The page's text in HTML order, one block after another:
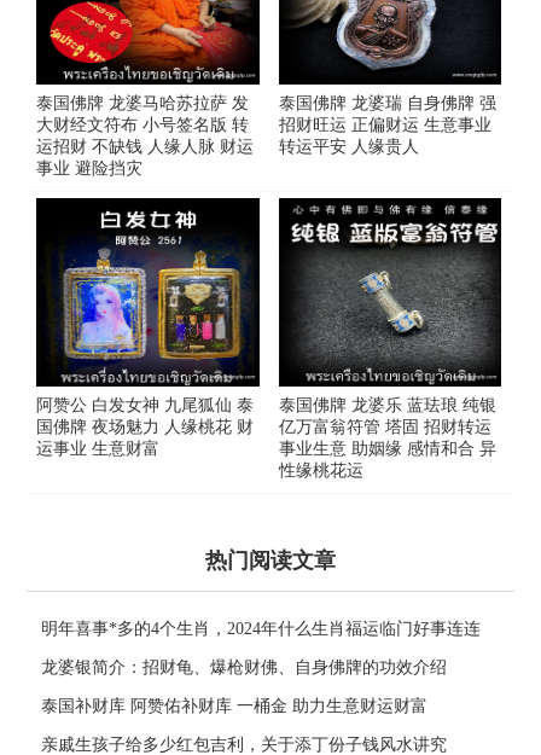
泰国佛牌 龙婆马哈苏拉萨 发
大财经文符布 小号签名版 转
运招财 不缺钱 人缘人脉 财运
事业 避险挡灾
泰国佛牌 龙婆瑞 自身佛牌 强
招财旺运 正偏财运 生意事业
转运平安 人缘贵人
阿赞公 白发女神 九尾狐仙 泰
国佛牌 夜场魅力 人缘桃花 财
运事业 生意财富
泰国佛牌 龙婆乐 蓝珐琅 纯银
亿万富翁符管 塔固 招财转运
事业生意 助姻缘 感情和合 异
性缘桃花运
热门阅读文章
明年喜事*多的4个生肖，2024年什么生肖福运临门好事连连
龙婆银简介：招财龟、爆枪财佛、自身佛牌的功效介绍
泰国补财库 阿赞佑补财库 一桶金 助力生意财运财富
亲戚生孩子给多少红包吉利，关于添丁份子钱风水讲究